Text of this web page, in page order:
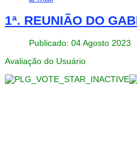
1ª. REUNIÃO DO
Publicado: 04 Agosto 2023
Avaliação do Usuário